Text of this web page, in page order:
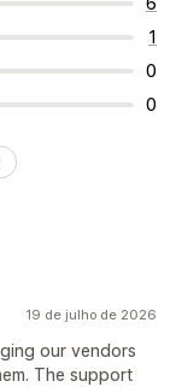
1
0
0
19 de julho de 2026
our vendors
The support